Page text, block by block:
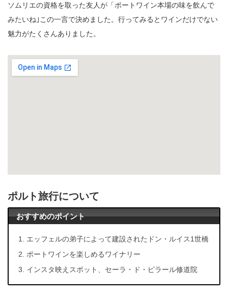
ソムリエの資格を取った友人が「ポートワイン本場の味を飲んで
みたいね｣この一言で決めました。行ってみるとワインだけでない
魅力がたくさんありました。
ポルト旅行について
おすすめのポイント
エッフェルの弟子によって建設されたドン・ルイス1世橋
ポートワインを楽しめるワイナリー
インスタ映えスポット、セーラ・ド・ピラール修道院